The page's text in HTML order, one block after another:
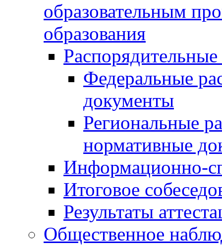
образовательным
образования
Федеральные
документы
Региональные
нормативные
Информационно-
Итоговое
Результаты
Общественное